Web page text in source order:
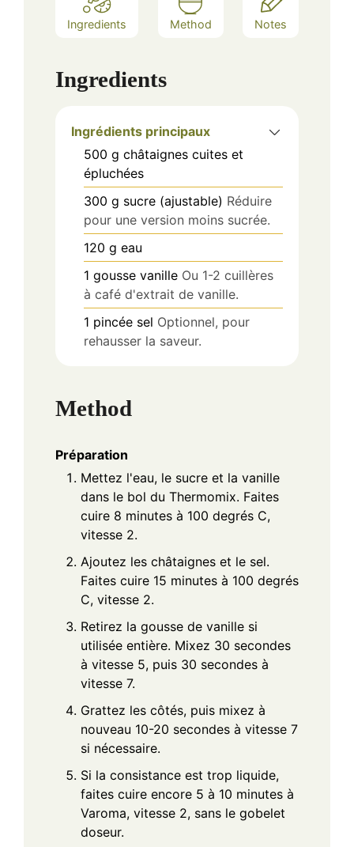
Ingredients Method Notes
Ingredients
Ingrédients principaux
500 g châtaignes cuites et
épluchées
300 g sucre (ajustable) Réduire
pour une version moins sucrée.
120 g eau
1 gousse vanille Ou 1-2 cuillères
à café d'extrait de vanille.
1 pincée sel Optionnel, pour
rehausser la saveur.
Method
Préparation
Mettez l'eau, le sucre et la vanille
dans le bol du Thermomix. Faites
cuire 8 minutes à 100 degrés C,
vitesse 2.
Ajoutez les châtaignes et le sel.
Faites cuire 15 minutes à 100 degrés
C, vitesse 2.
Retirez la gousse de vanille si
utilisée entière. Mixez 30 secondes
à vitesse 5, puis 30 secondes à
vitesse 7.
Grattez les côtés, puis mixez à
nouveau 10-20 secondes à vitesse 7
si nécessaire.
Si la consistance est trop liquide,
faites cuire encore 5 à 10 minutes à
Varoma, vitesse 2, sans le gobelet
doseur.